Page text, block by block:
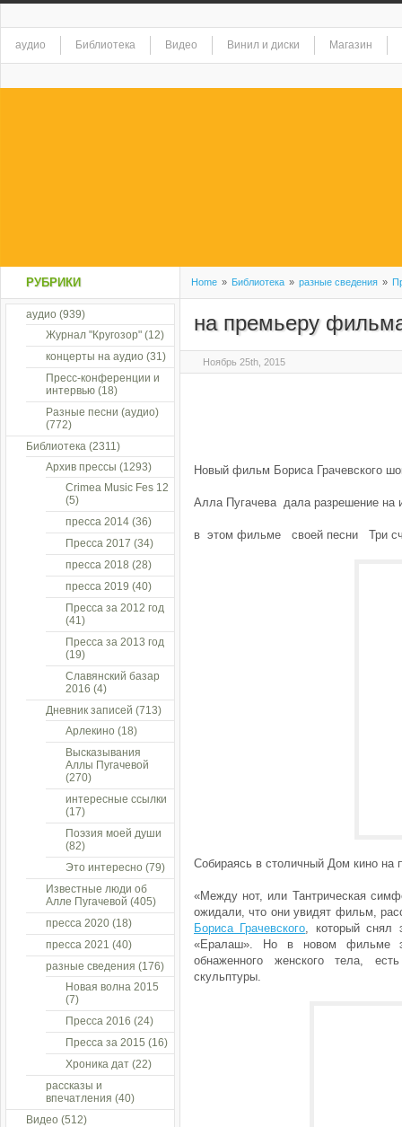
аудио Библиотека Видео Винил и диски Магазин
Home » Библиотека » разные сведения »
на премьеру
Ноябрь 25th, 2015
Новый фильм Бориса Грачевского
Алла Пугачева дала разрешение на
в этом фильме своей песни Три
Собираясь в столичный Дом кино на
«Между нот, или Тантрическая
ожидали, что они увидят фильм,
Бориса Грачевского, который снял
«Ералаш». Но в новом фильме
обнаженного женского тела,
скульптуры.
РУБРИКИ
аудио (939)
Журнал "Кругозор" (12)
концерты на аудио (31)
Пресс-конференции и
интервью (18)
Разные песни (аудио)
(772)
Библиотека (2311)
Архив прессы (1293)
Crimea Music Fes 12
(5)
пресса 2014 (36)
Пресса 2017 (34)
пресса 2018 (28)
пресса 2019 (40)
Пресса за 2012 год
(41)
Пресса за 2013 год
(19)
Славянский базар
2016 (4)
Дневник записей (713)
Арлекино (18)
Высказывания
Аллы Пугачевой
(270)
интересные ссылки
(17)
Поэзия моей души
(82)
Это интересно (79)
Известные люди об
Алле Пугачевой (405)
пресса 2020 (18)
пресса 2021 (40)
разные сведения (176)
Новая волна 2015
(7)
Пресса 2016 (24)
Пресса за 2015 (16)
Хроника дат (22)
рассказы и
впечатления (40)
Видео (512)